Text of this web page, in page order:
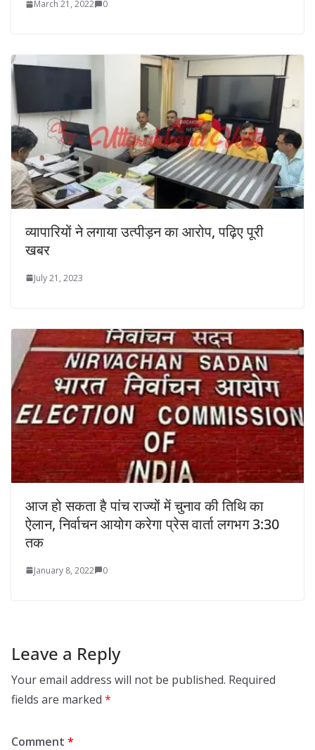
March 21, 2022 0
व्यापारियों ने लगाया उत्पीड़न का आरोप, पढ़िए पूरी
खबर
July 21, 2023
आज हो सकता है पांच राज्यों में चुनाव की तिथि का
ऐलान, निर्वाचन आयोग करेगा प्रेस वार्ता लगभग 3:30
तक
January 8, 2022 0
Leave a Reply
Your email address will not be published. Required
fields are marked *
Comment *